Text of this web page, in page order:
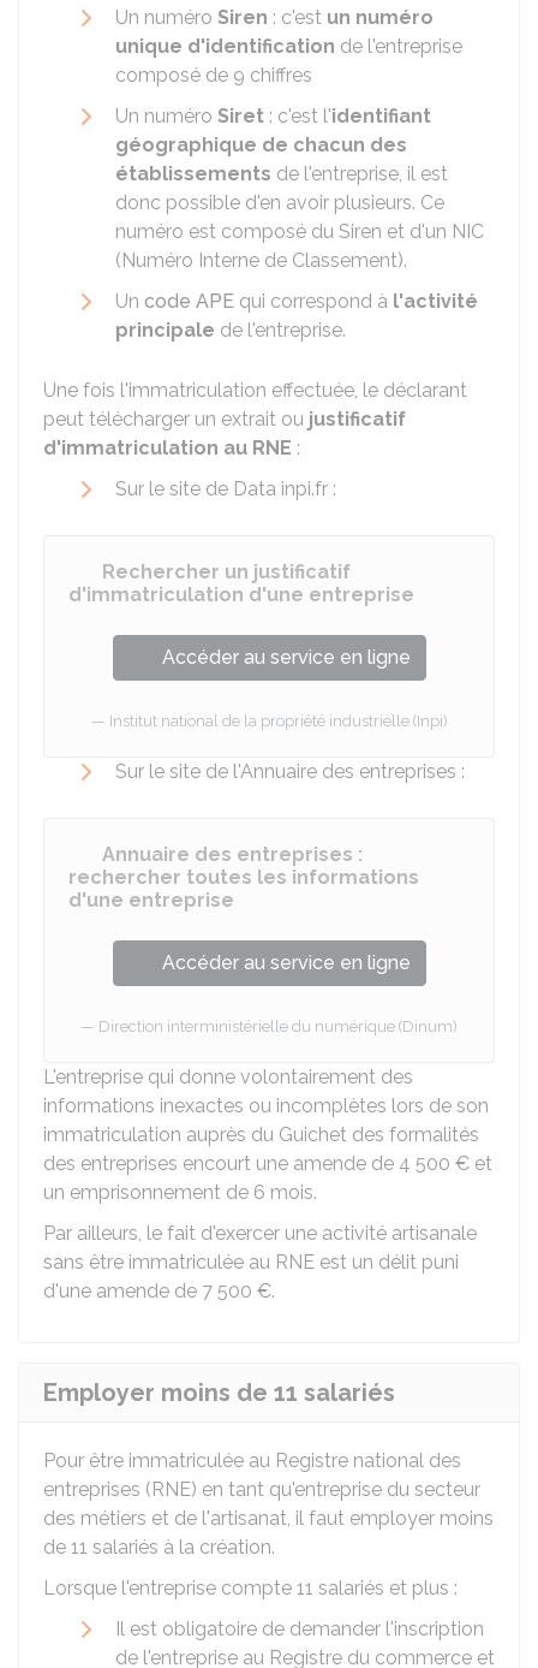
Un numéro Siren : c'est un numéro
unique d'identification de l'entreprise
composé de 9 chiffres
Un numéro Siret : c'est l'identifiant
géographique de chacun des
établissements de l'entreprise, il est
donc possible d'en avoir plusieurs. Ce
numéro est composé du Siren et d'un NIC
(Numéro Interne de Classement).
Un code APE qui correspond à l'activité
principale de l'entreprise.
Une fois l'immatriculation effectuée, le déclarant
peut télécharger un extrait ou justificatif
d'immatriculation au RNE :
Sur le site de Data inpi.fr :
Rechercher un justificatif
d'immatriculation d'une entreprise
Accéder au service en ligne
Institut national de la propriété industrielle (Inpi)
Sur le site de l'Annuaire des entreprises :
Annuaire des entreprises :
rechercher toutes les informations
d'une entreprise
Accéder au service en ligne
Direction interministérielle du numérique (Dinum)
L'entreprise qui donne volontairement des
informations inexactes ou incomplètes lors de son
immatriculation auprès du Guichet des formalités
des entreprises encourt une amende de 4 500 € et
un emprisonnement de 6 mois.
Par ailleurs, le fait d'exercer une activité artisanale
sans être immatriculée au RNE est un délit puni
d'une amende de 7 500 €.
Employer moins de 11 salariés
Pour être immatriculée au Registre national des
entreprises (RNE) en tant qu'entreprise du secteur
des métiers et de l'artisanat, il faut employer moins
de 11 salariés à la création.
Lorsque l'entreprise compte 11 salariés et plus :
Il est obligatoire de demander l'inscription
de l'entreprise au Registre du commerce et